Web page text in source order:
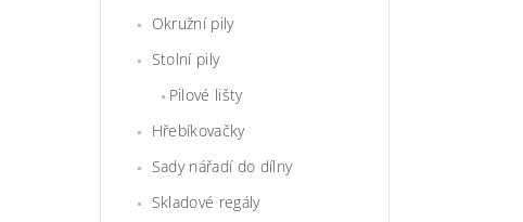
Okružní pily
Stolní pily
Pilové lišty
Hřebíkovačky
Sady nářadí do dílny
Skladové regály